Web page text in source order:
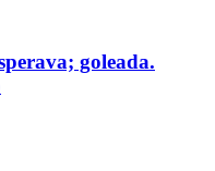
goleada.